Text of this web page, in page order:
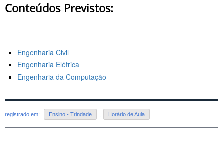
Conteúdos Previstos:
Engenharia Civil
Engenharia Elétrica
Engenharia da Computação
registrado em: Ensino - Trindade Horário de Aula